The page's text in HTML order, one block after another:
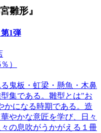
雛形』
1弾
）
鬼板・虹梁・懸魚・木鼻
集である。雛型とは"お
かになる時期である。造
やかな意匠を学び、日々
の息吹がうかがえる１冊